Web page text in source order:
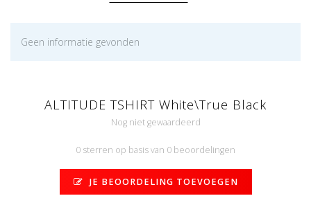
Geen informatie gevonden
ALTITUDE TSHIRT White\True Black
Nog niet gewaardeerd
0 sterren op basis van 0 beoordelingen
JE BEOORDELING TOEVOEGEN